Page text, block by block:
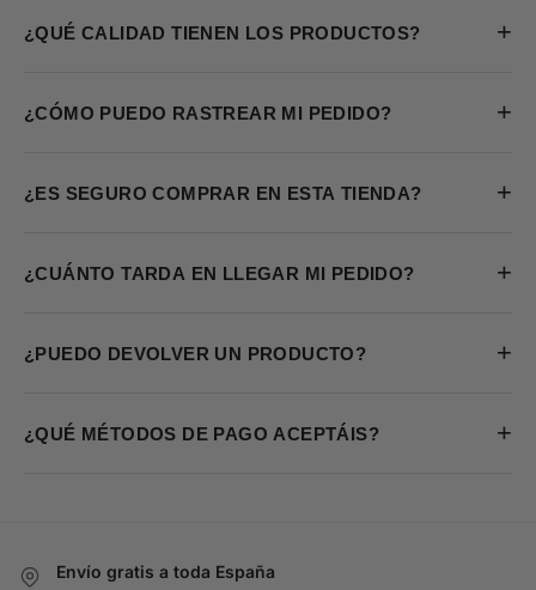
¿QUÉ CALIDAD TIENEN LOS PRODUCTOS? +
¿CÓMO PUEDO RASTREAR MI PEDIDO? +
¿ES SEGURO COMPRAR EN ESTA TIENDA? +
¿CUÁNTO TARDA EN LLEGAR MI PEDIDO? +
¿PUEDO DEVOLVER UN PRODUCTO? +
¿QUÉ MÉTODOS DE PAGO ACEPTÁIS? +
Envío gratis a toda España